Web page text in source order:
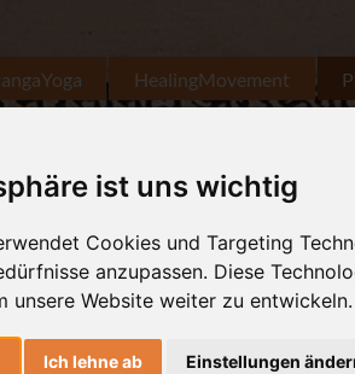
ist uns wichtig
Cookies und Targeting
anzupassen. Diese
unsere Website weiter zu entwickeln.
Ich lehne ab Einstellungen
HealingMovement